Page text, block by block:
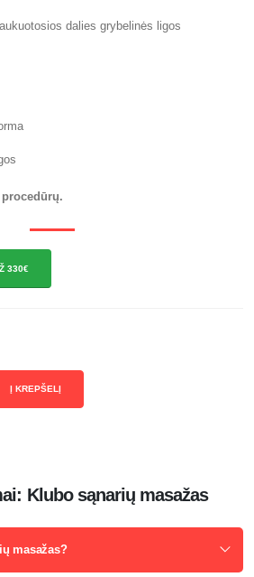
dalies grybelinės ligos
procedūrų.
330€
Į KREPŠELĮ
Klubo sąnarių masažas
masažas?